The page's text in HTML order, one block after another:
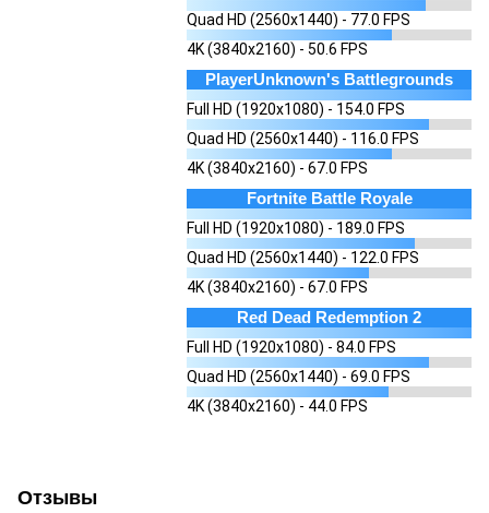
Quad HD (2560x1440) - 77.0 FPS
4K (3840x2160) - 50.6 FPS
PlayerUnknown's Battlegrounds
Full HD (1920x1080) - 154.0 FPS
Quad HD (2560x1440) - 116.0 FPS
4K (3840x2160) - 67.0 FPS
Fortnite Battle Royale
Full HD (1920x1080) - 189.0 FPS
Quad HD (2560x1440) - 122.0 FPS
4K (3840x2160) - 67.0 FPS
Red Dead Redemption 2
Full HD (1920x1080) - 84.0 FPS
Quad HD (2560x1440) - 69.0 FPS
4K (3840x2160) - 44.0 FPS
Отзывы